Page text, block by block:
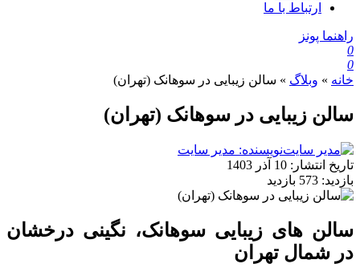
ارتباط با ما
راهنما پونز
0
0
خانه » وبلاگ » سالن زیبایی در سوهانک (تهران)
سالن زیبایی در سوهانک (تهران)
نویسنده: مدیر سایت
تاریخ انتشار: 10 آذر 1403
بازدید: 573 بازدید
سالن های زیبایی سوهانک، نگینی درخشان
در شمال تهران